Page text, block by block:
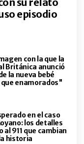
episodio
con la que la
Británica anunció
la nueva bebé
enamorados"
en el caso
los detalles
al 911 que cambian
historia
en el primer
donde su hijo
y cursó nueve
que la
dedicó a más de
muerte
Federica Pais de
hermana